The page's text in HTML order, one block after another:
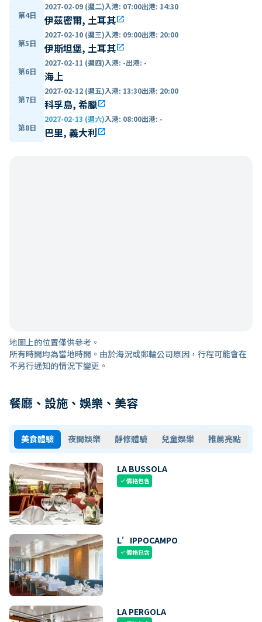
第4日
2027-02-09 (週二)入港: 07:00出港: 14:30
伊茲密爾, 土耳其open_in_new
第5日
2027-02-10 (週三)入港: 09:00出港: 20:00
伊斯坦堡, 土耳其open_in_new
第6日
2027-02-11 (週四)入港: -出港: -
海上
第7日
2027-02-12 (週五)入港: 13:30出港: 20:00
科孚島, 希臘open_in_new
第8日
2027-02-13 (週六)入港: 08:00出港: -
巴里, 義大利open_in_new
地圖上的位置僅供參考。
所有時間均為當地時間。由於海況或郵輪公司原因，行程可能會在
不另行通知的情況下變更。
餐廳、設施、娛樂、美容
美食體驗 夜間娛樂 靜修體驗 兒童娛樂 推薦亮點
LA BUSSOLA
check價格包含
L’IPPOCAMPO
check價格包含
LA PERGOLA